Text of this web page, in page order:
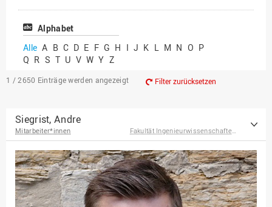
Mobility
Center for International
Chancengerechtigkeit
eLearning Competence
EU-Büro
Fakultät
Agrarwissenschaften und
Landschaftsarchitektur
Fakultät
Ingenieurwissenschaften
und Informatik
Professor*innen im
Alphabet
Alle A B C D E F G H I J K L M N O P
Q R S T U V W Y Z
1 / 2650 Einträge werden angezeigt Filter zurücksetzen
Siegrist, Andre
Mitarbeiter*innen Fakultät Ingenieurwissenschaften und Informatik